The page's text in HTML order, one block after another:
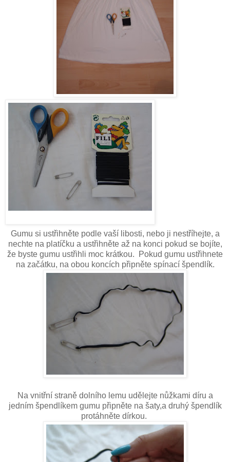
Gumu si ustřihněte podle vaší libosti, nebo ji nestříhejte, a
nechte na platíčku a ustřihněte až na konci pokud se bojíte,
že byste gumu ustřihli moc krátkou. Pokud gumu ustřihnete
na začátku, na obou koncích připněte spínací špendlík.
Na vnitřní straně dolního lemu udělejte nůžkami díru a
jedním špendlíkem gumu připněte na šaty,a druhý špendlík
protáhněte dírkou.